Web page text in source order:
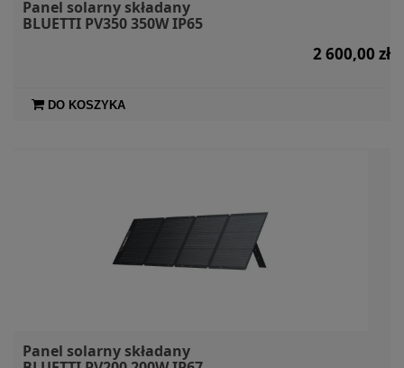
Panel solarny składany
BLUETTI PV350 350W IP65
2 600,00 zł
DO KOSZYKA
Panel solarny składany